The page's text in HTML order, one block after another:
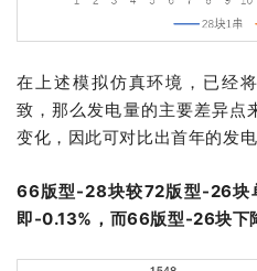
在上述模拟仿真环境，已经
致，那么发电量的主要差异点
变化，因此可对比出首年的发
66版型-28块较72版型-26块
即-0.13%，而66版型-26块下